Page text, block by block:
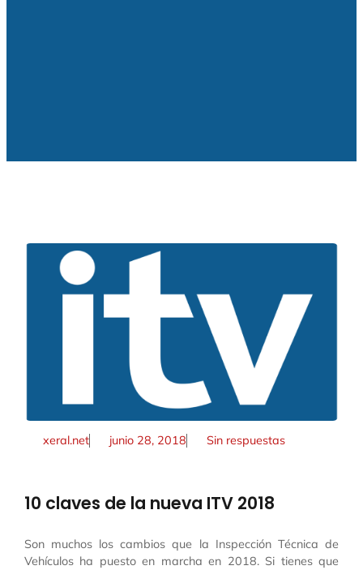
xeral.net junio 28, 2018 Sin respuestas
10 claves de la nueva ITV 2018
Son muchos los cambios que la Inspección Técnica de
Vehículos ha puesto en marcha en 2018. Si tienes que